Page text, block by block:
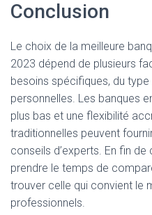
Conclusion
Le choix de la meilleure
2023 dépend de plusieurs
besoins spécifiques, du
personnelles. Les banques
plus bas et une flexibilité
traditionnelles peuvent
conseils d’experts. En fin
prendre le temps de
trouver celle qui convient le
professionnels.